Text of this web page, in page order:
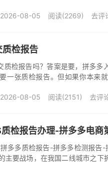
2026-08-05 阅读(2269) 去评
质检报告
检报告吗？答案是要，拼多多
一张质检报告。但如果你本来
2026-08-05 阅读(2151) 去评
检报告办理-拼多多电商
质检报告-拼多多检测报告-拼
主要战场，在我国二线城市之下